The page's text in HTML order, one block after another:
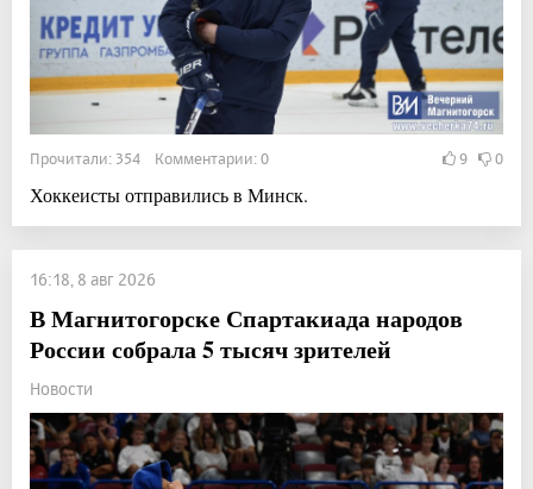
Прочитали: 354 Комментарии: 0 9 0
Хоккеисты отправились в Минск.
16:18, 8 авг 2026
В Магнитогорске Спартакиада народов
России собрала 5 тысяч зрителей
Новости